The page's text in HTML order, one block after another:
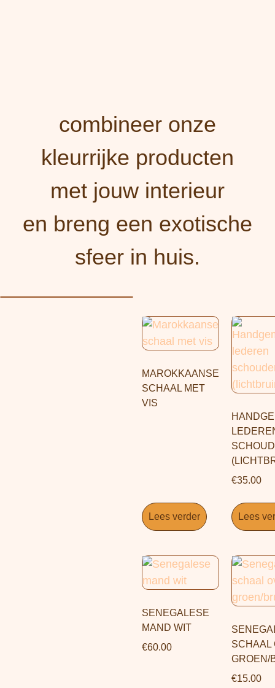
combineer onze
kleurrijke producten
met jouw interieur
en breng een exotische
sfeer in huis.
MAROKKAANSE
SCHAAL MET
VIS
Lees verder
€35.00
Lees
SENEGALESE
MAND WIT
€60.00
SCHAAL
GROEN/
€15.00